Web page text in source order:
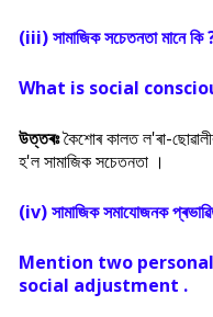
(iii) সামাজিক সচেতনতা মানে কি
What is social
উত্তৰঃকৈশোৰ কালত ল'ৰা-
হ'ল সামাজিক সচেতনতা ।
(iv) সামাজিক সমাযোজনক
Mention two
social adjustment .